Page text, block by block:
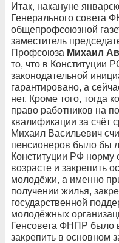
Итак, накануне
Генерального совета
общепрофсоюзной
заместитель
Профсоюза Михаил
то, что в Конституции
законодательной
гарантировано, а
нет. Кроме того, тогда
право работников на
квалификации за счёт
Михаил Васильевич
пенсионеров было бы
Конституции РФ норму
возрасте и закрепить
молодёжи, а именно
получении жилья,
государственной
молодёжных
Генсовета ФНПР было
закрепить в основном